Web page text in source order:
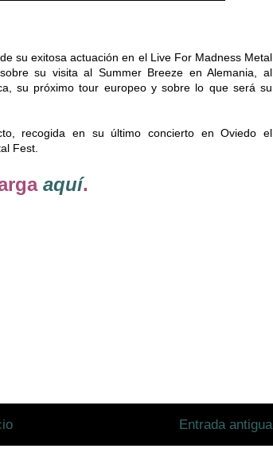
su exitosa actuación en el Live For Madness Metal
su visita al Summer Breeze en Alemania, al
su próximo tour europeo y sobre lo que será su
recogida en su último concierto en Oviedo el
Fest.
aquí.
Entrada antigua